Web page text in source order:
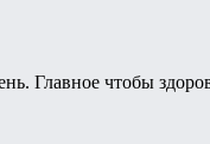
Главное чтобы